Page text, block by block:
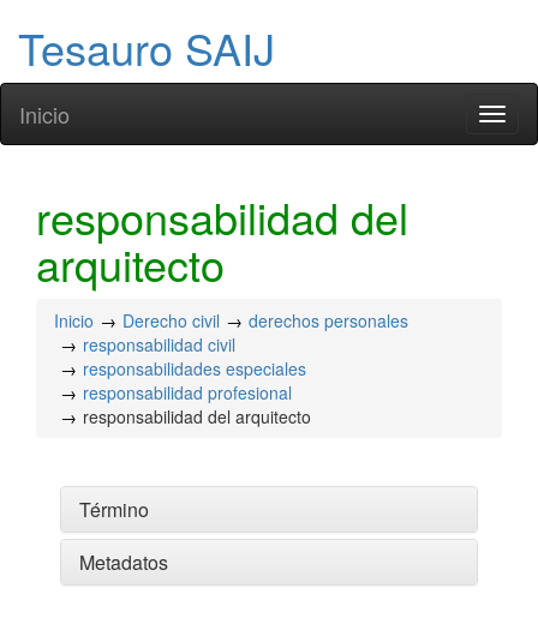
Tesauro SAIJ
Inicio
responsabilidad del
arquitecto
Inicio Derecho civil
derechos personales
responsabilidad civil
responsabilidades especiales
responsabilidad profesional
responsabilidad del arquitecto
Término
Metadatos